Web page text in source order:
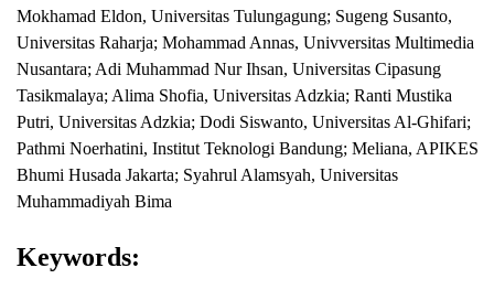
Mokhamad Eldon, Universitas Tulungagung; Sugeng Susanto,
Universitas Raharja; Mohammad Annas, Univversitas Multimedia
Nusantara; Adi Muhammad Nur Ihsan, Universitas Cipasung
Tasikmalaya; Alima Shofia, Universitas Adzkia; Ranti Mustika
Putri, Universitas Adzkia; Dodi Siswanto, Universitas Al-Ghifari;
Pathmi Noerhatini, Institut Teknologi Bandung; Meliana, APIKES
Bhumi Husada Jakarta; Syahrul Alamsyah, Universitas
Muhammadiyah Bima
Keywords: